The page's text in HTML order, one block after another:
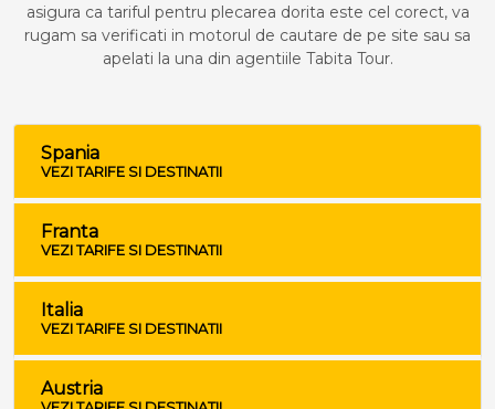
asigura ca tariful pentru plecarea dorita este cel corect, va
rugam sa verificati in motorul de cautare de pe site sau sa
apelati la una din agentiile Tabita Tour.
Spania
VEZI TARIFE SI DESTINATII
Franta
VEZI TARIFE SI DESTINATII
Italia
VEZI TARIFE SI DESTINATII
Austria